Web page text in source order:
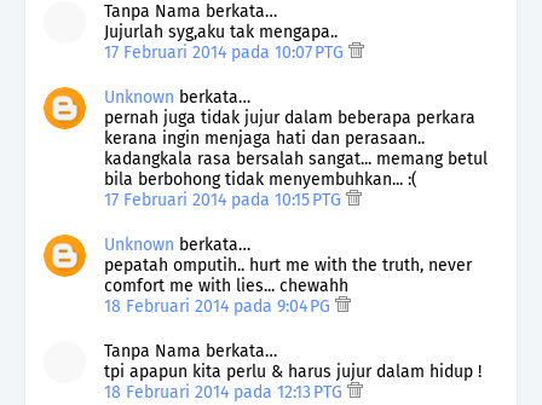
Tanpa Nama berkata…
Jujurlah syg,aku tak mengapa..
17 Februari 2014 pada 10:07 PTG
Unknown berkata…
pernah juga tidak jujur dalam beberapa perkara
kerana ingin menjaga hati dan perasaan..
kadangkala rasa bersalah sangat... memang betul
bila berbohong tidak menyembuhkan... :(
17 Februari 2014 pada 10:15 PTG
Unknown berkata…
pepatah omputih.. hurt me with the truth, never
comfort me with lies... chewahh
18 Februari 2014 pada 9:04 PG
Tanpa Nama berkata…
tpi apapun kita perlu & harus jujur dalam hidup !
18 Februari 2014 pada 12:13 PTG